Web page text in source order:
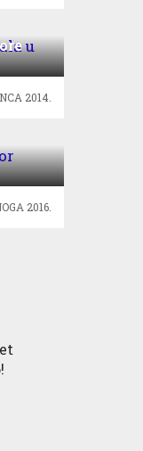
2014.
2016.